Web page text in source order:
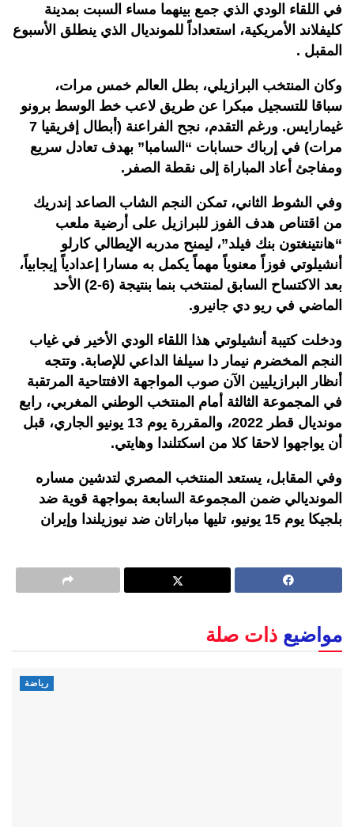
في اللقاء الودي الذي جمع بينهما مساء السبت بمدينة
كليفلاند الأمريكية، استعداداً للمونديال الذي ينطلق الأسبوع
المقبل .
وكان المنتخب البرازيلي، بطل العالم خمس مرات،
سباقا للتسجيل مبكرا عن طريق لاعب خط الوسط برونو
غيمارايس. ورغم التقدم، نجح الفراعنة (أبطال إفريقيا 7
مرات) في إرباك حسابات “السامبا” بهدف تعادل سريع
ومفاجئ أعاد المباراة إلى نقطة الصفر.
وفي الشوط الثاني، تمكن النجم الشاب الصاعد إندريك
من اقتناص هدف الفوز للبرازيل على أرضية ملعب
“هانتينغتون بنك فيلد”، ليمنح مدربه الإيطالي كارلو
أنشيلوتي فوزاً معنوياً مهماً يكمل به مسارا إعدادياً إيجابياً،
بعد الاكتساح السابق لمنتخب بنما بنتيجة (6-2) الأحد
الماضي في ريو دي جانيرو.
ودخلت كتيبة أنشيلوتي هذا اللقاء الودي الأخير في غياب
النجم المخضرم نيمار دا سيلفا الداعي للإصابة. وتتجه
أنظار البرازيليين الآن صوب المواجهة الافتتاحية المرتقبة
في المجموعة الثالثة أمام المنتخب الوطني المغربي، رابع
مونديال قطر 2022، والمقررة يوم 13 يونيو الجاري، قبل
أن يواجهوا لاحقا كلا من اسكتلندا وهايتي.
وفي المقابل، يستعد المنتخب المصري لتدشين مساره
المونديالي ضمن المجموعة السابعة بمواجهة قوية ضد
بلجيكا يوم 15 يونيو، تليها مباراتان ضد نيوزيلندا وإيران
مواضيع ذات صلة
رياضة